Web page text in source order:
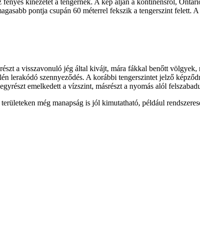
pontja csupán 60 méterrel fekszik a tengerszint
a visszavonuló jég által kivájt, mára fákkal benőtt
lerakódó szennyeződés. A korábbi tengerszintet jelző
emelkedett a vízszint, másrészt a nyomás alól
még manapság is jól kimutatható, például